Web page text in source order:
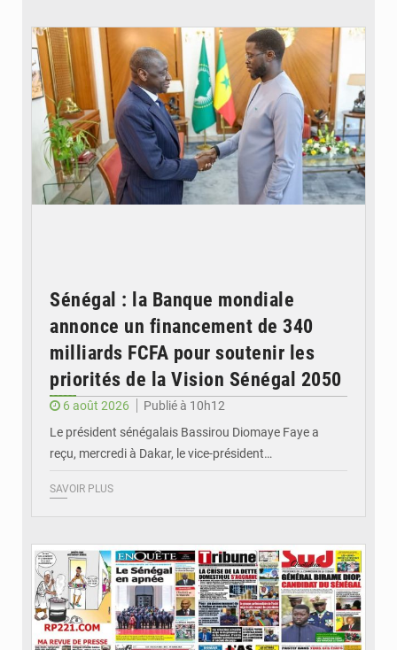
Sénégal : la Banque mondiale
annonce un financement de 340
milliards FCFA pour soutenir les
priorités de la Vision Sénégal 2050
6 août 2026
Publié à 10h12
Le président sénégalais Bassirou Diomaye Faye a
reçu, mercredi à Dakar, le vice-président…
SAVOIR PLUS